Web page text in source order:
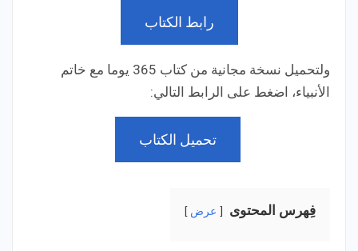
رابط الكتاب
ولتحميل نسخة مجانية من كتاب 365 يوما مع خاتم
الأنبياء، اضغط على الرابط التالي:
تحميل الكتاب
فِهرس المحتوى عرض